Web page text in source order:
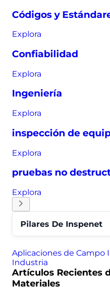
Códigos y
Explora
Confiabilidad
Explora
Ingeniería
Explora
inspección de
Explora
pruebas no
Explora
Pilares De Inspenet
Aplicaciones de Campo
Industria
Artículos Recientes
Materiales